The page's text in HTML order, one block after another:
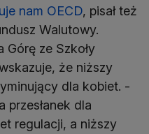
nam OECD, pisał też
Walutowy.
Górę ze Szkoły
że niższy
dla kobiet. -
przesłanek dla
regulacji, a niższy